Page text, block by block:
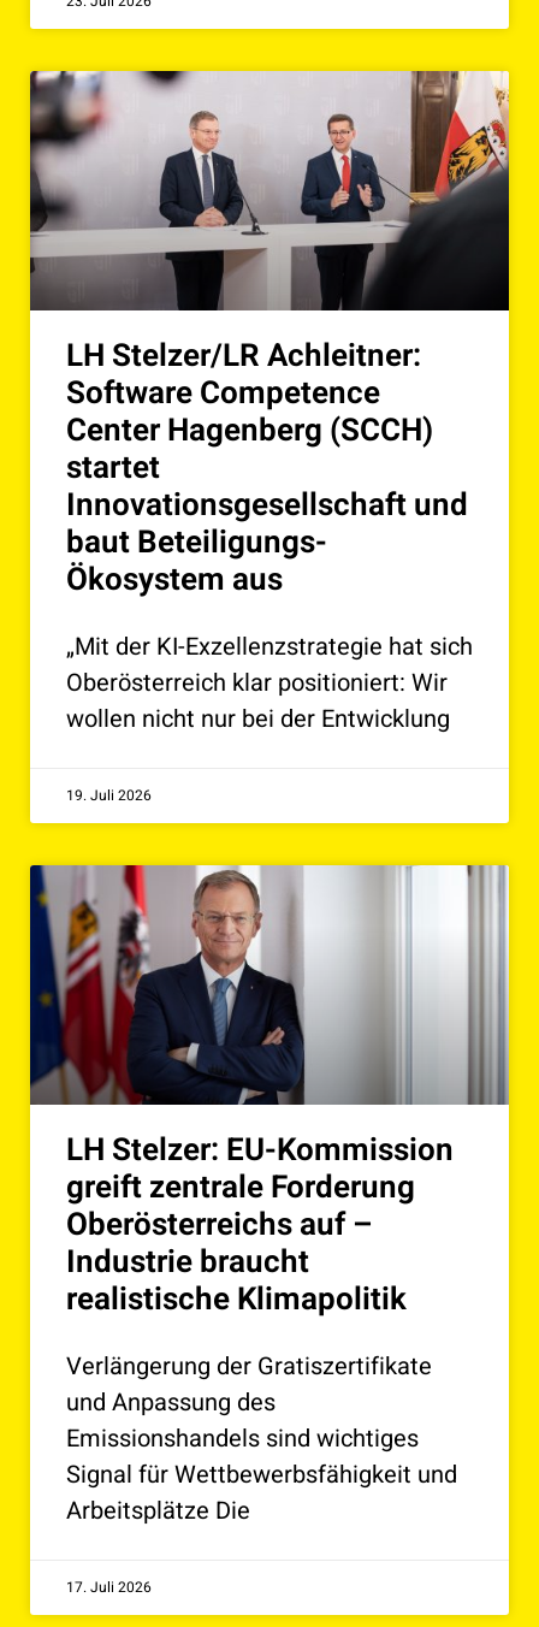
LH Stelzer/LR Achleitner:
Software Competence
Center Hagenberg (SCCH)
startet
Innovationsgesellschaft und
baut Beteiligungs-
Ökosystem aus
„Mit der KI-Exzellenzstrategie hat sich
Oberösterreich klar positioniert: Wir
wollen nicht nur bei der Entwicklung
19. Juli 2026
LH Stelzer: EU-Kommission
greift zentrale Forderung
Oberösterreichs auf –
Industrie braucht
realistische Klimapolitik
Verlängerung der Gratiszertifikate
und Anpassung des
Emissionshandels sind wichtiges
Signal für Wettbewerbsfähigkeit und
Arbeitsplätze Die
17. Juli 2026